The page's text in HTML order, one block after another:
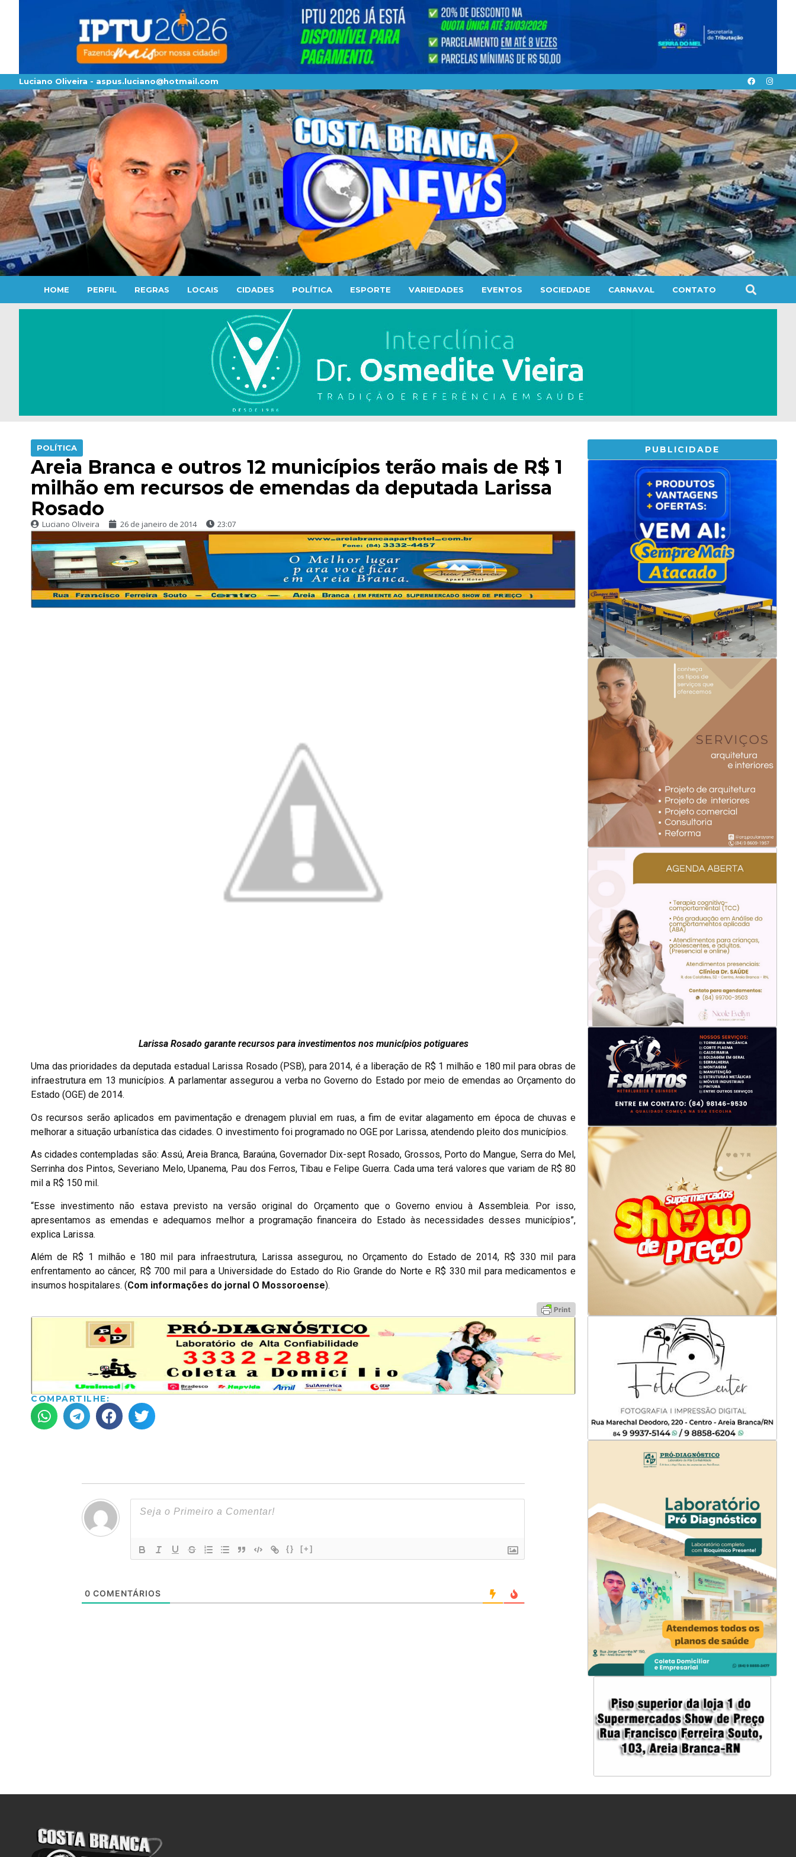
Luciano Oliveira - aspus.luciano@hotmail.com
HOME PERFIL REGRAS LOCAIS CIDADES POLÍTICA ESPORTE VARIEDADES EVENTOS SOCIEDADE CARNAVAL CONTATO
POLÍTICA
Areia Branca e outros 12 municípios terão mais de R$ 1
milhão em recursos de emendas da deputada Larissa
Rosado
Luciano Oliveira 26 de janeiro de 2014 23:07
Larissa Rosado garante recursos para investimentos nos municípios potiguares
Uma das prioridades da deputada estadual Larissa Rosado (PSB), para 2014, é a liberação de R$ 1 milhão e 180 mil para obras de
infraestrutura em 13 municípios. A parlamentar assegurou a verba no Governo do Estado por meio de emendas ao Orçamento do
Estado (OGE) de 2014.
Os recursos serão aplicados em pavimentação e drenagem pluvial em ruas, a fim de evitar alagamento em época de chuvas e
melhorar a situação urbanística das cidades. O investimento foi programado no OGE por Larissa, atendendo pleito dos municípios.
As cidades contempladas são: Assú, Areia Branca, Baraúna, Governador Dix-sept Rosado, Grossos, Porto do Mangue, Serra do Mel,
Serrinha dos Pintos, Severiano Melo, Upanema, Pau dos Ferros, Tibau e Felipe Guerra. Cada uma terá valores que variam de R$ 80
mil a R$ 150 mil.
“Esse investimento não estava previsto na versão original do Orçamento que o Governo enviou à Assembleia. Por isso,
apresentamos as emendas e adequamos melhor a programação financeira do Estado às necessidades desses municípios”,
explica Larissa.
Além de R$ 1 milhão e 180 mil para infraestrutura, Larissa assegurou, no Orçamento do Estado de 2014, R$ 330 mil para
enfrentamento ao câncer, R$ 700 mil para a Universidade do Estado do Rio Grande do Norte e R$ 330 mil para medicamentos e
insumos hospitalares. (Com informações do jornal O Mossoroense).
COMPARTILHE:
{} [+]
0 COMENTÁRIOS
PUBLICIDADE